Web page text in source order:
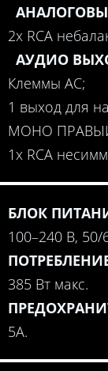
2x RCA
АУДИО
Клеммы АС;
1 выход для
МОНО
1x RCA
БЛОК
100–240 В, 50/
385 Вт макс.
5А.